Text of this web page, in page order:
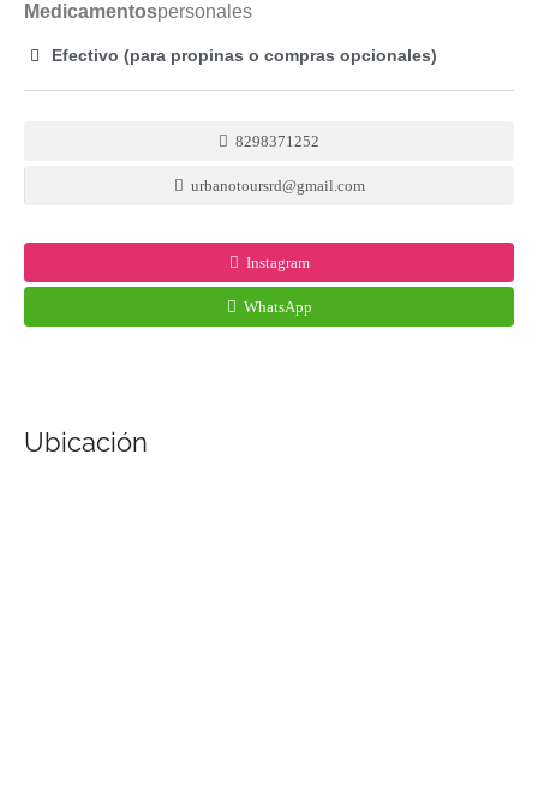
Medicamentospersonales
Efectivo (para propinas o compras opcionales)
8298371252
urbanotoursrd@gmail.com
Instagram
WhatsApp
Ubicación